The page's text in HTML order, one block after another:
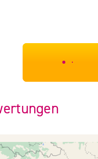
***************